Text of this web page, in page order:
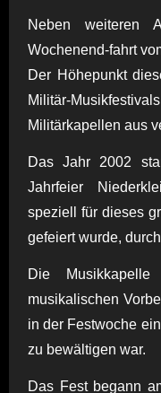
Neben weiteren
Wochenend-fahrt
Der Höhepunkt
Militär-
Militärkapellen aus
Das Jahr 2002
Jahrfeier
speziell für dieses
gefeiert wurde,
Die
musikalischen
in der Festwoche
zu bewältigen war.
Das Fest begann